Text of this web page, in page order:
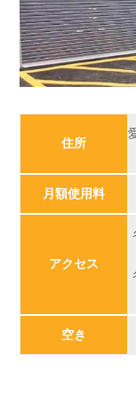
住所
月額使用料
アクセス
空き